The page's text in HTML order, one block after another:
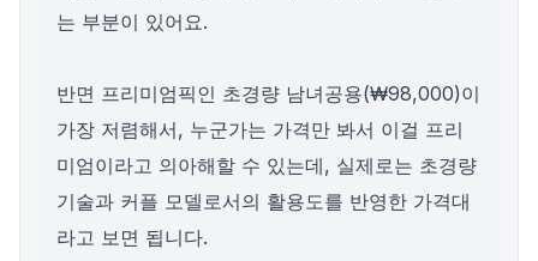
는 부분이 있어요.
반면 프리미엄픽인 초경량 남녀공용(₩98,000)이
가장 저렴해서, 누군가는 가격만 봐서 이걸 프리
미엄이라고 의아해할 수 있는데, 실제로는 초경량
기술과 커플 모델로서의 활용도를 반영한 가격대
라고 보면 됩니다.